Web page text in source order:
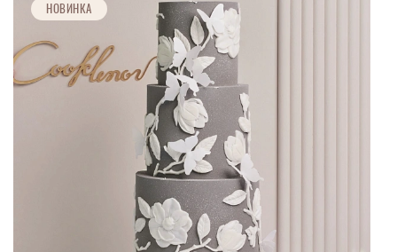
НОВИНКА